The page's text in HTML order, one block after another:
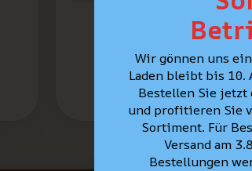
NUMON RIÑONERA
(GÜRTELTASCHE), ROSA-
ANTRACITA
CHF 39.90 CHF 59.90
Wir gönnen uns
Laden bleibt bis 10.
Bestellen Sie jetzt
und profitieren Sie
Sortiment. Für
Versand am
Bestellungen